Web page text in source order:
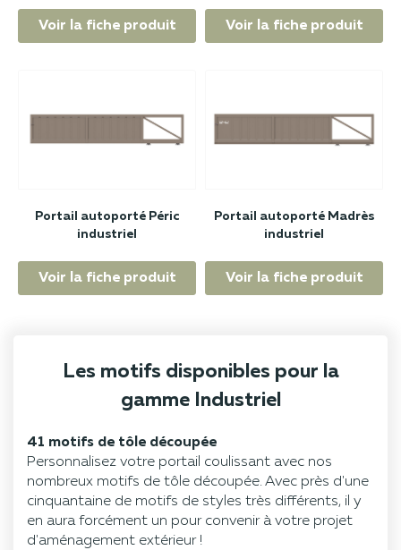
Voir la fiche produit Voir la fiche produit
Portail autoporté Péric
industriel
Voir la fiche produit
Portail autoporté Madrès
industriel
Voir la fiche produit
Les motifs disponibles pour la
gamme Industriel
41 motifs de tôle découpée
Personnalisez votre portail coulissant avec nos
nombreux motifs de tôle découpée. Avec près d'une
cinquantaine de motifs de styles très différents, il y
en aura forcément un pour convenir à votre projet
d'aménagement extérieur !